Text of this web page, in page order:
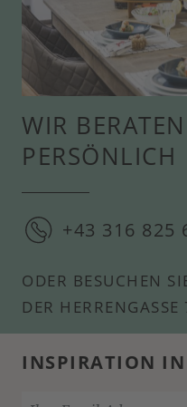
WIR
PERSÖNLICH
+43 316 825
ODER BESUCHEN
DER
INSPIRATION IN